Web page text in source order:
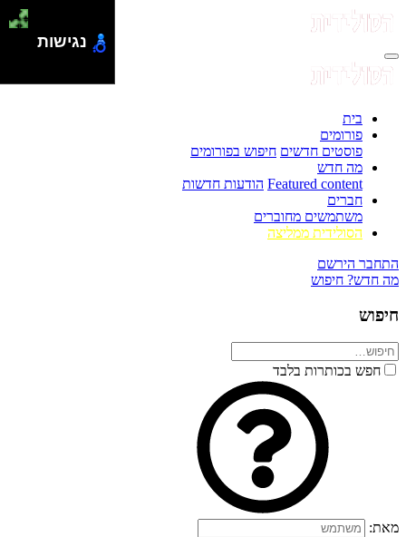
בית
פורומים
פוסטים חדשים חיפוש בפורומים
מה חדש
Featured content הודעות חדשות
חברים
משתמשים מחוברים
הסולידית ממליצה
התחבר הירשם
מה חדש? חיפוש
חיפוש
חפש בכותרות בלבד
מאת:
נגישות